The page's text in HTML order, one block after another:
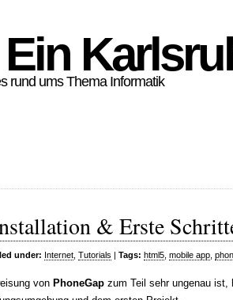
rund ums Thema Informatik
& Erste
under: Internet Tutorials | Tags: html5 mobile app
von PhoneGap zum Teil sehr ungenau ist,